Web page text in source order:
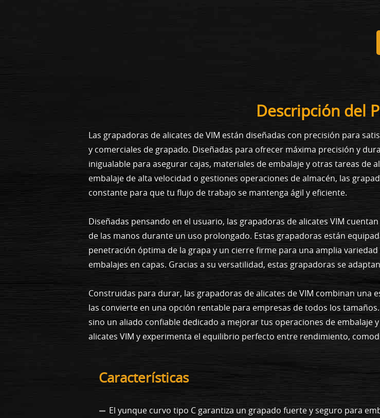
Descripción del
Las grapadoras de alicates de VIM están diseñadas con precisión para
y comerciales de grapado. Diseñadas para ofrecer máxima precisión y
inigualable para asegurar cajas, materiales de embalaje y otras tareas de
embalaje de alta velocidad o gestiones operaciones de almacén, las
constante para que tu flujo de trabajo se mantenga ágil y eficiente.
Diseñadas pensando en el usuario, las grapadoras de alicates VIM
de las manos durante un uso prolongado. Estas grapadoras están
penetración óptima de la grapa y un cierre firme para una amplia
embalajes en capas. Gracias a su versatilidad, estas grapadoras se
Construidas para durar, las grapadoras de alicates de VIM combinan
las convierte en una opción rentable para empresas de todos los
sino un aliado confiable dedicado a mejorar tus operaciones de embalaje
alicates VIM y experimenta el equilibrio perfecto entre rendimiento,
Características
El yunque curvo tipo C garantiza un grapado fuerte y seguro para